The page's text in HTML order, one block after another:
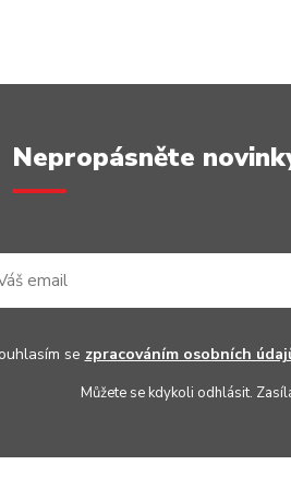
Nepropásněte
se zpracováním osobních
Můžete se kdykoli odhlásit.